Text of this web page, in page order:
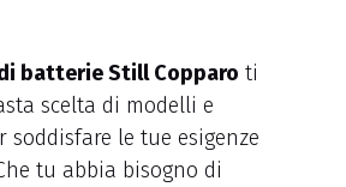
batterie Still Copparo ti
scelta di modelli e
soddisfare le tue esigenze
tu abbia bisogno di